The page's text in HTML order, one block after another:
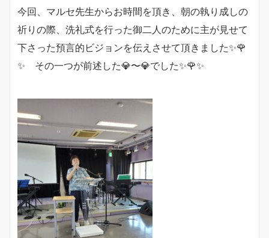
今回、マルセ先生からお時間を頂き、朝の執り成しの
祈りの際、洗礼式を行った御二人のために主が見せて
下さった預言的ビジョンを伝えさせて頂きました✨🌹
✨ その一つが前述した💎〜💎でした✨🌹✨